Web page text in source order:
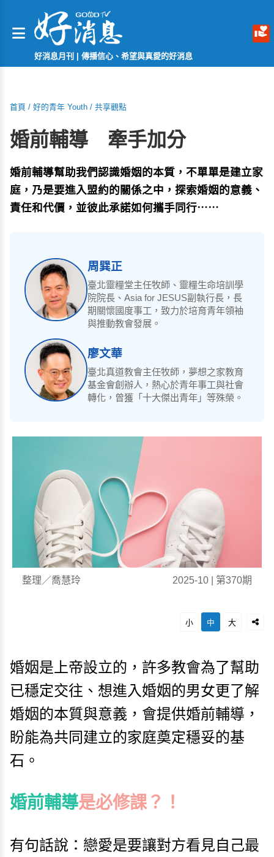
好消息月刊 | 傳播信心、希望與真愛的好消息
首頁 / 好的青年 Youth / 共享觀點
婚前輔導 牽手加分
婚前輔導幫助我們認識婚姻的本質，不單單是建立家
庭，乃是要進入盟約的關係之中，探索婚姻的意義、
責任和代價，並彼此承諾如何攜手同行⋯⋯
周巽正
臺北靈糧堂主任牧師、靈糧生命培訓學
院院長、Asia for JESUS副執行長，長
期關懷國度事工，致力於培育青年領袖
與推動教會發展。
廖文華
臺北真道教會主任牧師，夢想之家教育
基金會創辦人，熱心於青年事工與社會
轉化，曾獲「十大傑出青年」等殊榮。
整理／喬慧玲 2025-10 | 第370期
小 中 大
婚姻是上帝設立的，許多教會為了幫助
已穩定交往、想進入婚姻的男女更了解
婚姻的本質與意義，會提供婚前輔導，
盼能為共同建立的家庭奠定穩妥的基
石。
婚前輔導是必修課？！
有句話說：戀愛是要讓對方看見自己最